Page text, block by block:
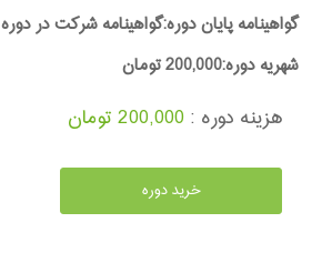
گواهینامه پایان دوره:گواهینامه شرکت در دوره
شهریه دوره:200,000 تومان
هزینه دوره : 200,000 تومان
خرید دوره